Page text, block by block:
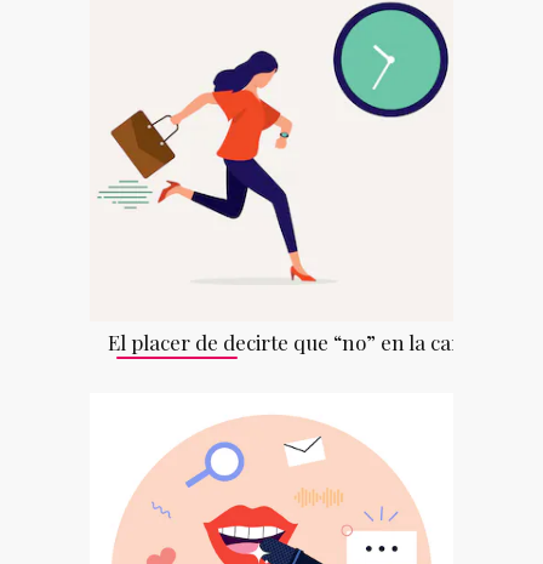
El placer de decirte que “no” en la cara